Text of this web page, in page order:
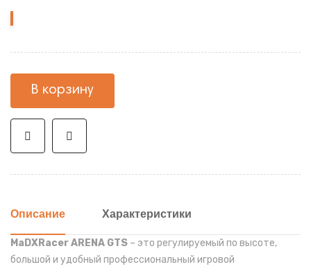
с
кромкой
В корзину
Описание Характеристики
MaDXRacer ARENA GTS – это регулируемый по высоте,
большой и удобный профессиональный игровой